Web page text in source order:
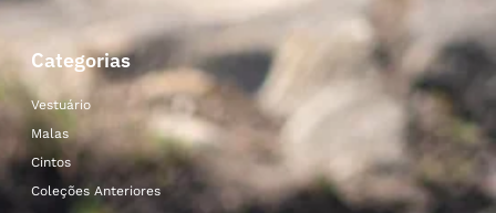
Categorias
Vestuário
Malas
Cintos
Coleções Anteriores